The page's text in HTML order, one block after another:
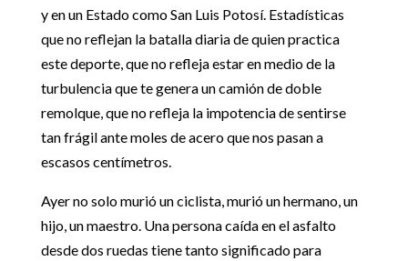
y en un Estado como San Luis Potosí. Estadísticas
que no reflejan la batalla diaria de quien practica
este deporte, que no refleja estar en medio de la
turbulencia que te genera un camión de doble
remolque, que no refleja la impotencia de sentirse
tan frágil ante moles de acero que nos pasan a
escasos centímetros.
Ayer no solo murió un ciclista, murió un hermano, un
hijo, un maestro. Una persona caída en el asfalto
desde dos ruedas tiene tanto significado para